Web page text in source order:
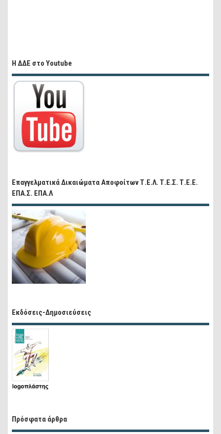
Η ΔΔΕ στο Youtube
Επαγγελματικά Δικαιώματα Αποφοίτων Τ.Ε.Λ. Τ.Ε.Σ. Τ.Ε.Ε.
ΕΠΑ.Σ. ΕΠΑ.Λ
Εκδόσεις-Δημοσιεύσεις
Πρόσφατα άρθρα